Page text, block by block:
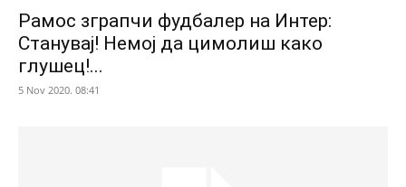
Рамос зграпчи фудбалер на Интер:
Станувај! Немој да цимолиш како
глушец!...
5 Nov 2020. 08:41